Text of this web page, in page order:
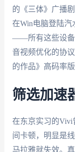
的《三体》广播
在Win电脑登陆
——所有这些设备
音视频优化的协
的作品》高码率
筛选加速
在东京实习的Vivi
间卡顿，明显是
马拉雅就失效。